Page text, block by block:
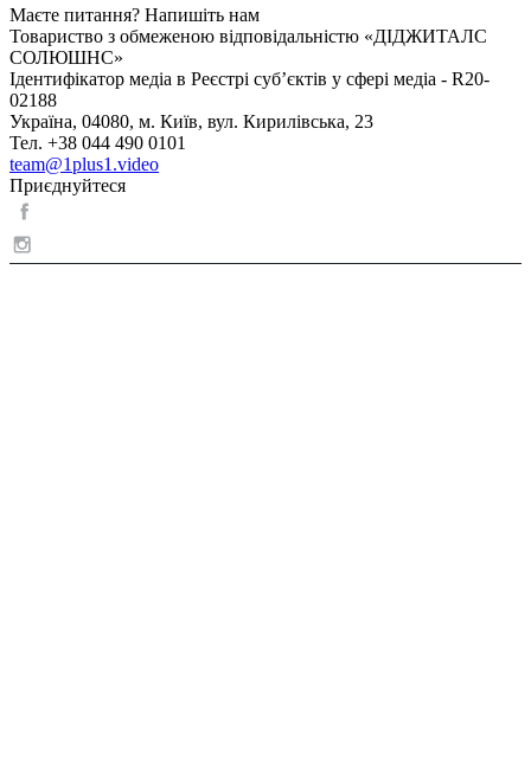
Маєте питання? Напишіть нам
Товариство з обмеженою відповідальністю «ДІДЖИТАЛС
СОЛЮШНС»
Ідентифікатор медіа в Реєстрі суб’єктів у сфері медіа - R20-
02188
Україна, 04080, м. Київ, вул. Кирилівська, 23
Тел. +38 044 490 0101
team@1plus1.video
Приєднуйтеся